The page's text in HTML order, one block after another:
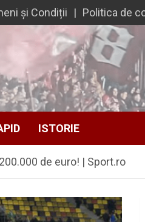
și Condiții Politica de
ISTORIE
de euro! | Sport.ro